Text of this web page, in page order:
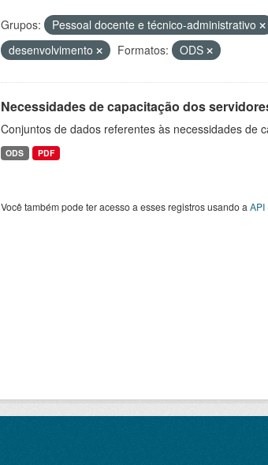
Grupos: Pessoal docente e técnico-administrativo
desenvolvimento
Formatos: ODS
Necessidades de capacitação dos
Conjuntos de dados referentes às necessidades de
ODS PDF
Você também pode ter acesso a esses registros usando a API